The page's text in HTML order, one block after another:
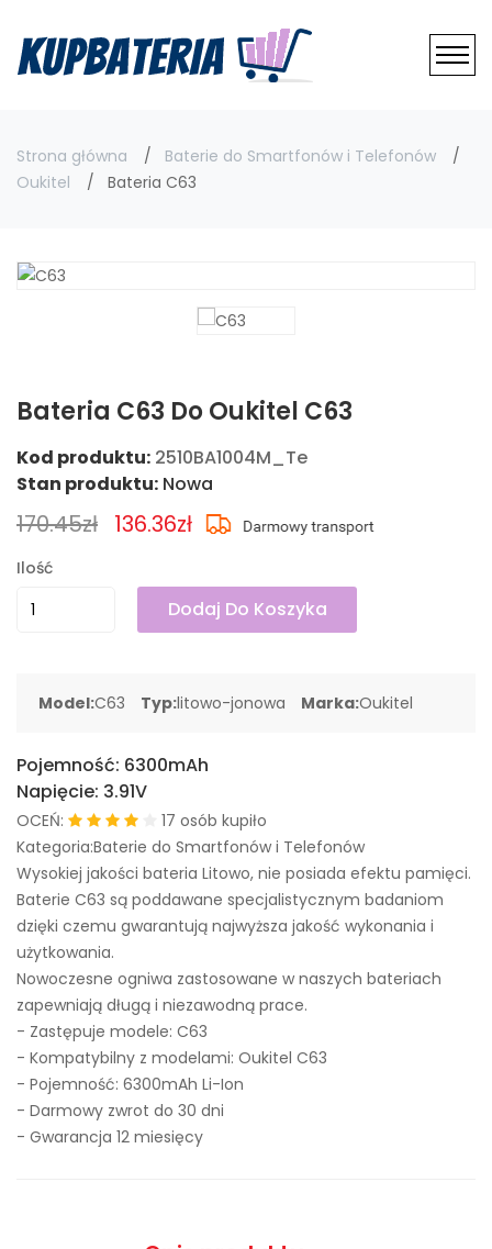
Strona główna
Baterie do Smartfonów i Telefonów
Oukitel
Bateria C63
Bateria C63 Do Oukitel C63
Kod produktu: 2510BA1004M_Te
Stan produktu: Nowa
170.45zł 136.36zł
Ilość
Dodaj Do Koszyka
Model:C63 Typ:litowo-jonowa Marka:Oukitel
Pojemność: 6300mAh
Napięcie: 3.91V
OCEŃ:
17 osób kupiło
Kategoria:Baterie do Smartfonów i Telefonów
Wysokiej jakości bateria Litowo, nie posiada efektu pamięci.
Baterie C63 są poddawane specjalistycznym badaniom
dzięki czemu gwarantują najwyższa jakość wykonania i
użytkowania.
Nowoczesne ogniwa zastosowane w naszych bateriach
zapewniają długą i niezawodną prace.
- Zastępuje modele: C63
- Kompatybilny z modelami: Oukitel C63
- Pojemność: 6300mAh Li-Ion
- Darmowy zwrot do 30 dni
- Gwarancja 12 miesięcy